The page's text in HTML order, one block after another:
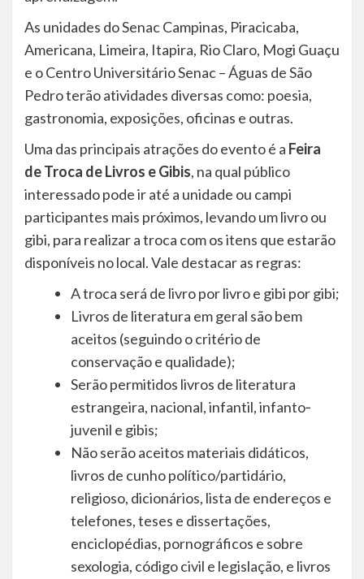
As unidades do Senac Campinas, Piracicaba,
Americana, Limeira, Itapira, Rio Claro, Mogi Guaçu
e o Centro Universitário Senac – Águas de São
Pedro terão atividades diversas como: poesia,
gastronomia, exposições, oficinas e outras.
Uma das principais atrações do evento é a Feira
de Troca de Livros e Gibis, na qual público
interessado pode ir até a unidade ou campi
participantes mais próximos, levando um livro ou
gibi, para realizar a troca com os itens que estarão
disponíveis no local. Vale destacar as regras:
A troca será de livro por livro e gibi por gibi;
Livros de literatura em geral são bem
aceitos (seguindo o critério de
conservação e qualidade);
Serão permitidos livros de literatura
estrangeira, nacional, infantil, infanto‐
juvenil e gibis;
Não serão aceitos materiais didáticos,
livros de cunho político/partidário,
religioso, dicionários, lista de endereços e
telefones, teses e dissertações,
enciclopédias, pornográficos e sobre
sexologia, código civil e legislação, e livros